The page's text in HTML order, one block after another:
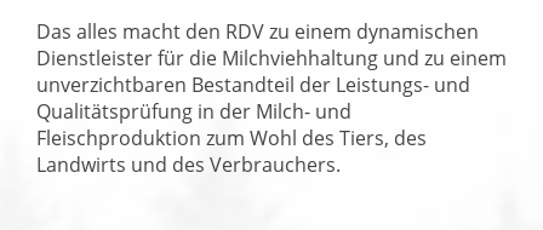
Das alles macht den RDV zu einem dynamischen
Dienstleister für die Milchviehhaltung und zu einem
unverzichtbaren Bestandteil der Leistungs- und
Qualitätsprüfung in der Milch- und
Fleischproduktion zum Wohl des Tiers, des
Landwirts und des Verbrauchers.